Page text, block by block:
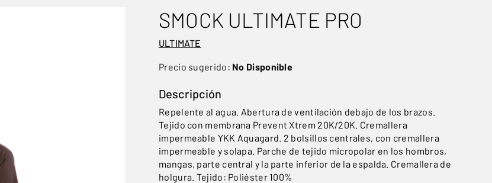
SMOCK ULTIMATE PRO
ULTIMATE
Precio sugerido: No Disponible
Descripción
Repelente al agua. Abertura de ventilación debajo de los brazos.
Tejido con membrana Prevent Xtrem 20K/20K. Cremallera
impermeable YKK Aquagard. 2 bolsillos centrales, con cremallera
impermeable y solapa. Parche de tejido micropolar en los hombros,
mangas, parte central y la parte inferior de la espalda. Cremallera de
holgura. Tejido: Poliéster 100%